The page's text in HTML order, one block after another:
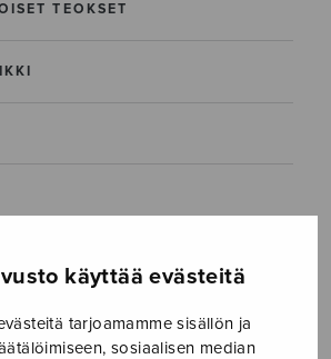
käyttää evästeitä
tarjoamamme sisällön ja
sosiaalisen median
TEOKSET